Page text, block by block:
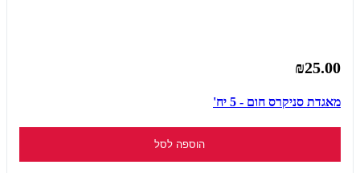
₪25.00
מאגדת סניקרס חום - 5 יח'
הוספה לסל